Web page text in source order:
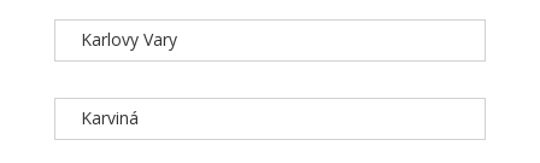
Karlovy Vary
Karviná